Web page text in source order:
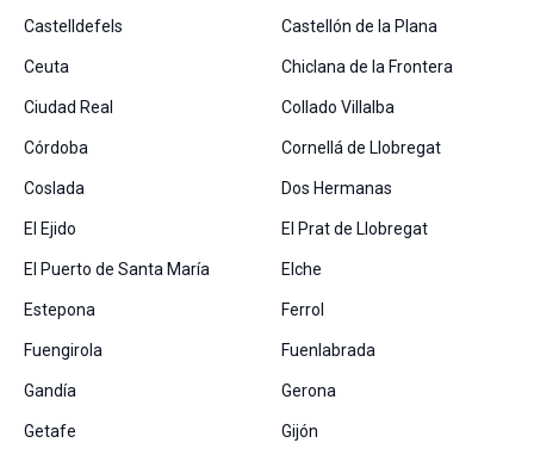
Castelldefels Castellón de la Plana
Ceuta Chiclana de la Frontera
Ciudad Real Collado Villalba
Córdoba Cornellá de Llobregat
Coslada Dos Hermanas
El Ejido El Prat de Llobregat
El Puerto de Santa María Elche
Estepona Ferrol
Fuengirola Fuenlabrada
Gandía Gerona
Getafe Gijón